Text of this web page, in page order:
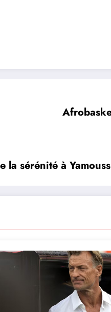
la sérénité à